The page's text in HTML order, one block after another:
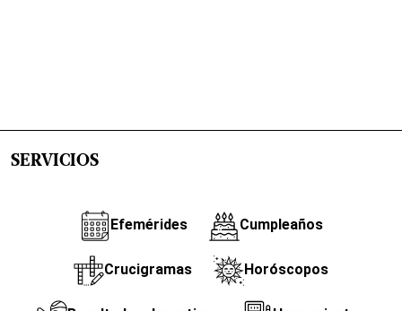
SERVICIOS
Efemérides Cumpleaños
Crucigramas Horóscopos